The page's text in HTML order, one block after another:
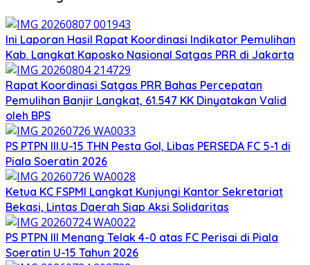
Ini Laporan Hasil Rapat Koordinasi Indikator Pemulihan
Kab. Langkat Kaposko Nasional Satgas PRR di Jakarta
Rapat Koordinasi Satgas PRR Bahas Percepatan
Pemulihan Banjir Langkat, 61.547 KK Dinyatakan Valid
oleh BPS
PS PTPN III.U-15 THN Pesta Gol, Libas PERSEDA FC 5-1 di
Piala Soeratin 2026
Ketua KC FSPMI Langkat Kunjungi Kantor Sekretariat
Bekasi, Lintas Daerah Siap Aksi Solidaritas
PS PTPN III Menang Telak 4-0 atas FC Perisai di Piala
Soeratin U-15 Tahun 2026